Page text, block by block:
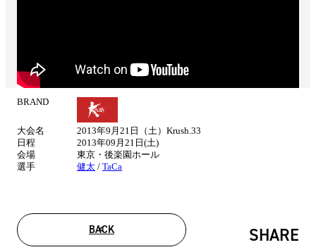
BRAND
大会名
2013年9月21日（土）Krush.33
日程
2013年09月21日(土)
会場
東京・後楽園ホール
選手
健太 / TaCa
BACK SHARE